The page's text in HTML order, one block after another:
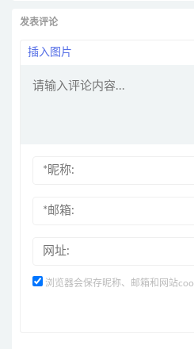
发表评论
插入图片
浏览器会保存昵称、邮箱和网站